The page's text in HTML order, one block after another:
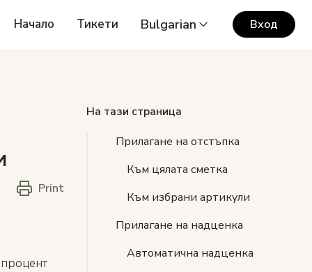
Начало Тикети Bulgarian Вход
Print
На тази страница
Прилагане на отстъпка
Към цялата сметка
Към избрани артикули
Прилагане на надценка
Автоматична надценка